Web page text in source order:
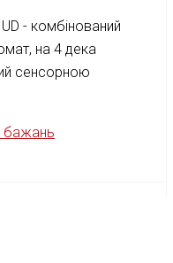
- комбінований
на 4 дека
сенсорною
бажань